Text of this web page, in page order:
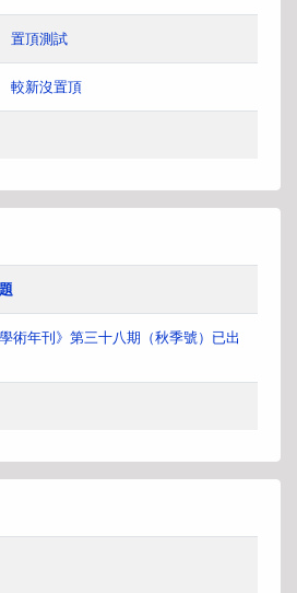
置頂測試
較新沒置頂
學術年刊》第三十八期（秋季號）已出